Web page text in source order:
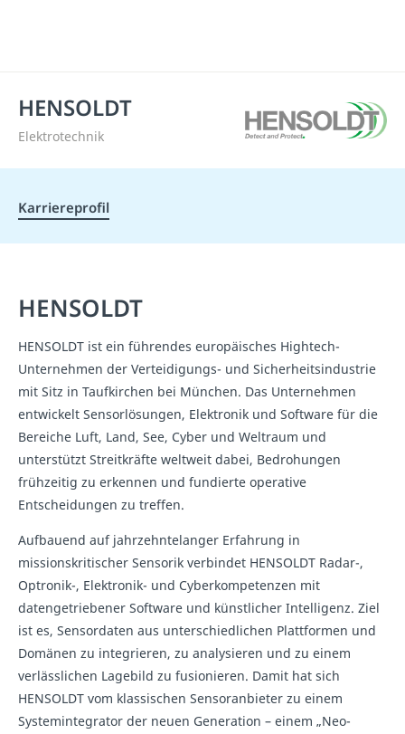
HENSOLDT
Elektrotechnik
Karriereprofil
HENSOLDT
HENSOLDT ist ein führendes europäisches Hightech-
Unternehmen der Verteidigungs- und Sicherheitsindustrie
mit Sitz in Taufkirchen bei München. Das Unternehmen
entwickelt Sensorlösungen, Elektronik und Software für die
Bereiche Luft, Land, See, Cyber und Weltraum und
unterstützt Streitkräfte weltweit dabei, Bedrohungen
frühzeitig zu erkennen und fundierte operative
Entscheidungen zu treffen.
Aufbauend auf jahrzehntelanger Erfahrung in
missionskritischer Sensorik verbindet HENSOLDT Radar-,
Optronik-, Elektronik- und Cyberkompetenzen mit
datengetriebener Software und künstlicher Intelligenz. Ziel
ist es, Sensordaten aus unterschiedlichen Plattformen und
Domänen zu integrieren, zu analysieren und zu einem
verlässlichen Lagebild zu fusionieren. Damit hat sich
HENSOLDT vom klassischen Sensoranbieter zu einem
Systemintegrator der neuen Generation – einem „Neo-